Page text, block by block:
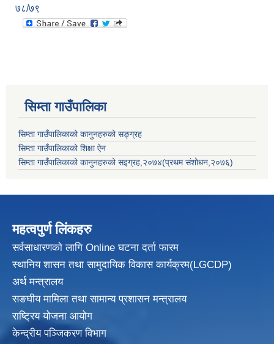
७८/७९
सिम्ता गाउँपालिका
सिम्ता गाउँपालिकाको कानुनहरुको सङ्ग्रह
सिम्ता गाउँपालिकाको शिक्षा ऐन
सिम्ता गाउँपालिकाको कानुनहरुको सइग्रह,२०७४(प्रथम संशोधन,२०७६)
महत्वपुर्ण लिंकहरु
सर्वसाधारणको लागि Online घटना दर्ता फारम
स्थानिय शासन तथा सामुदायिक विकासकार्यक्रम(LGCDP)
अर्थ मन्त्रालय
सङघीय मामिला तथा सामान्य प्रशासन मन्त्रालय
राष्ट्रिय योजना आयोग
केन्द्रीय पञ्जिकरण विभाग